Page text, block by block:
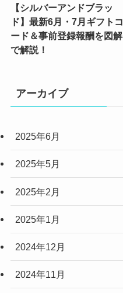
(5)
(2)
【シルバーアンドブラッ
ド】最新6月・7月ギフトコ
ード＆事前登録報酬を図解
で解説！
アーカイブ
2025年6月
2025年5月
2025年2月
2025年1月
2024年12月
2024年11月